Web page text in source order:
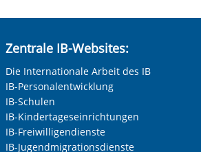
Zentrale IB-Websites:
Die Internationale Arbeit des IB
IB-Personalentwicklung
IB-Schulen
IB-Kindertageseinrichtungen
IB-Freiwilligendienste
IB-Jugendmigrationsdienste